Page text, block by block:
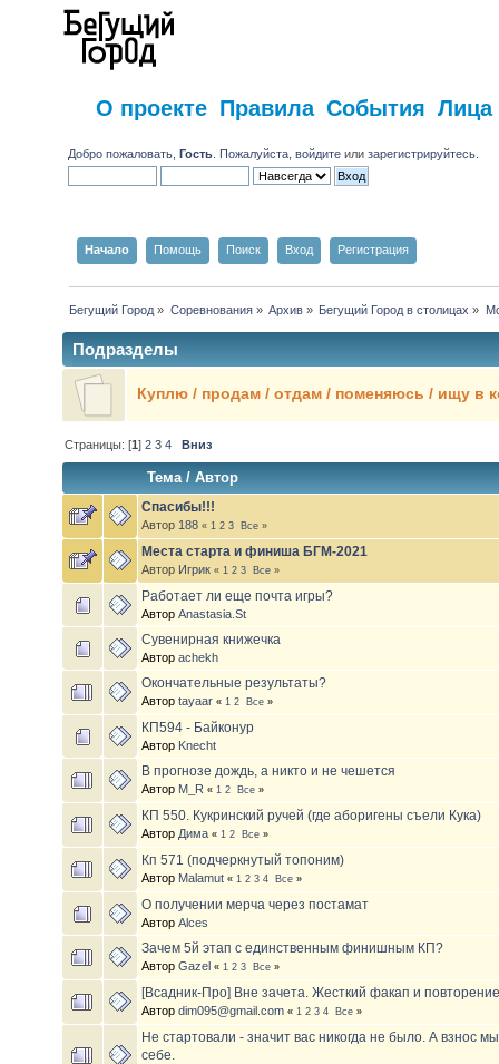
О проекте Правила События Лица
Добро пожаловать,Гость . Пожалуйста,войдите илизарегистрируйтесь
Начало Помощь Поиск Вход Регистрация
Бегущий Город » Соревнования» Архив » Бегущий Город в столицах »
Подразделы
Куплю / продам / отдам / поменяюсь / ищу в
Страницы: [1]2 3 4 Вниз
Тема /Автор
Спасибы!!!
Автор 188 « 1 2 3 Все »
Места старта и финиша БГМ-2021
Автор Игрик « 1 2 3 Все »
Работает ли еще почта игры?
АвторAnastasia.St
Сувенирная книжечка
Авторachekh
Окончательные результаты?
Авторtayaar « 1 2 Все »
КП594 - Байконур
Автор Knecht
В прогнозе дождь, а никто и не чешется
Автор M_R « 1 2 Все »
КП 550. Кукринский ручей (где аборигены съели Кука)
Автор Дима « 1 2 Все »
Кп 571 (подчеркнутый топоним)
Автор Malamut « 1 2 3 4 Все »
О получении мерча через постамат
АвторAlces
Зачем 5й этап с единственным финишным КП?
АвторGazel « 1 2 3 Все »
[Всадник-Про] Вне зачета. Жесткий факап и
Авторdim095@gmail.com « 1 2 3 4 Все »
Не стартовали - значит вас никогда не было. А взнос
себе.